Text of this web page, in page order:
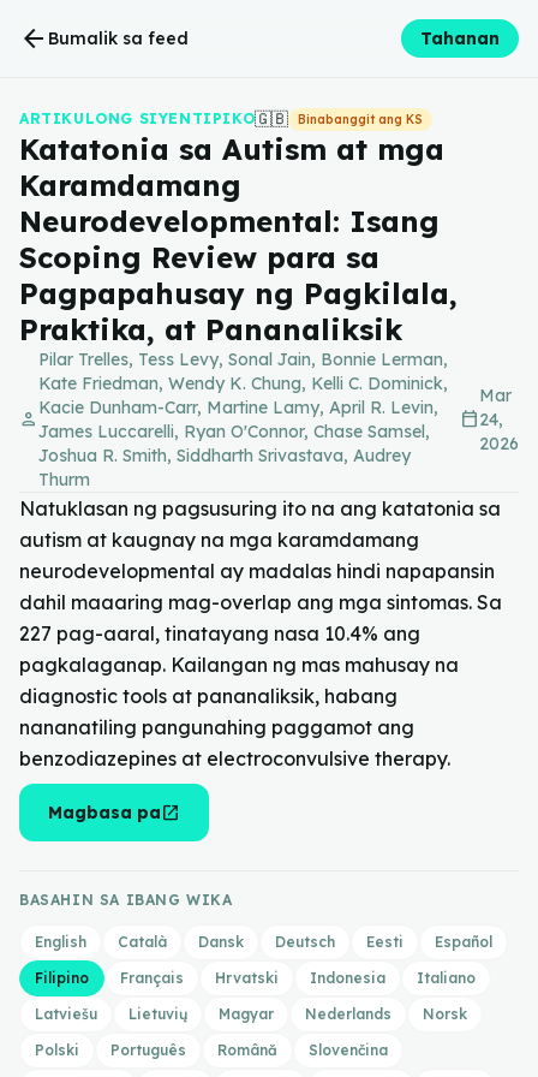
arrow_back Bumalik sa feed Tahanan
ARTIKULONG SIYENTIPIKO🇬🇧 Binabanggit ang KS
Katatonia sa Autism at mga
Karamdamang
Neurodevelopmental: Isang
Scoping Review para sa
Pagpapahusay ng Pagkilala,
Praktika, at Pananaliksik
person
Pilar Trelles, Tess Levy, Sonal Jain, Bonnie Lerman,
Kate Friedman, Wendy K. Chung, Kelli C. Dominick,
Kacie Dunham-Carr, Martine Lamy, April R. Levin,
James Luccarelli, Ryan O'Connor, Chase Samsel,
Joshua R. Smith, Siddharth Srivastava, Audrey
Thurm
calendar_today
Mar
24,
2026
Natuklasan ng pagsusuring ito na ang katatonia sa
autism at kaugnay na mga karamdamang
neurodevelopmental ay madalas hindi napapansin
dahil maaaring mag-overlap ang mga sintomas. Sa
227 pag-aaral, tinatayang nasa 10.4% ang
pagkalaganap. Kailangan ng mas mahusay na
diagnostic tools at pananaliksik, habang
nananatiling pangunahing paggamot ang
benzodiazepines at electroconvulsive therapy.
Magbasa paopen_in_new
BASAHIN SA IBANG WIKA
English Català Dansk Deutsch Eesti
Español
Filipino
Français Hrvatski Indonesia
Italiano
Latviešu
Lietuvių Magyar Nederlands
Norsk
Polski
Português Română Slovenčina